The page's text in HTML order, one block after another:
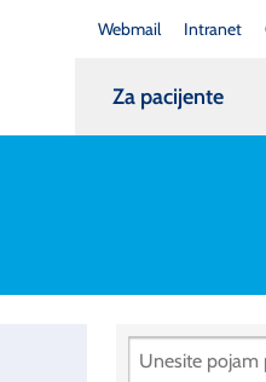
Webmail Intranet
Za pacijente